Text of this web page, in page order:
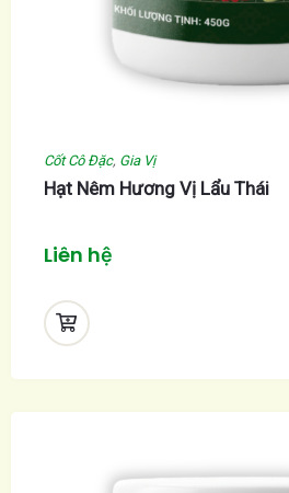
Cốt Cô Đặc, Gia Vị
Hạt Nêm Hương Vị Lẩu Thái
Liên hệ